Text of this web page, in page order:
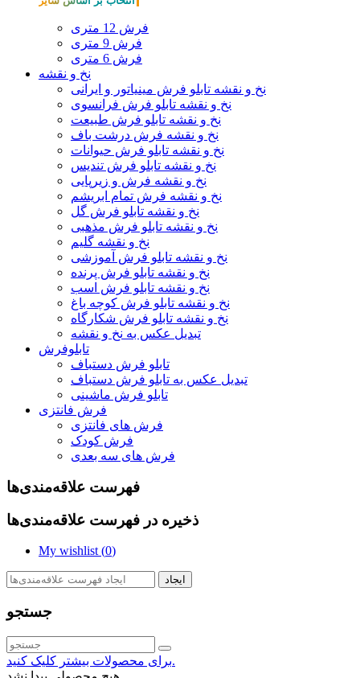
فرش 12 متری
فرش 9 متری
فرش 6 متری
نخ و نقشه
نخ و نقشه تابلو فرش مینیاتور و ایرانی
نخ و نقشه تابلو فرش فرانسوی
نخ و نقشه تابلو فرش طبیعت
نخ و نقشه فرش درشت باف
نخ و نقشه تابلو فرش حیوانات
نخ و نقشه تابلو فرش تندیس
نخ و نقشه فرش و زیرپایی
نخ و نقشه فرش تمام ابریشم
نخ و نقشه تابلو فرش گل
نخ و نقشه تابلو فرش مذهبی
نخ و نقشه گلیم
نخ و نقشه تابلو فرش آموزشی
نخ و نقشه تابلو فرش پرنده
نخ و نقشه تابلو فرش اسب
نخ و نقشه تابلو فرش کوچه باغ
نخ و نقشه تابلو فرش شکارگاه
تبدیل عکس به نخ و نقشه
تابلوفرش
تابلو فرش دستباف
تبدیل عکس به تابلو فرش دستباف
تابلو فرش ماشینی
فرش فانتزی
فرش های فانتزی
فرش کودک
فرش های سه بعدی
فهرست علاقه‌مندی‌ها
ذخیره در فهرست علاقه‌مندی‌ها
My wishlist (0)
ایجاد
جستجو
برای محصولات بیشتر کلیک کنید.